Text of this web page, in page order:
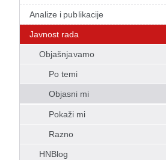
Analize i publikacije
Javnost rada
Objašnjavamo
Po temi
Objasni mi
Pokaži mi
Razno
HNBlog